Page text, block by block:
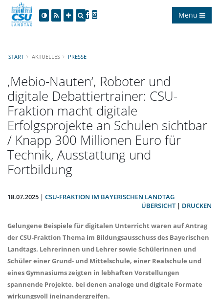
Menü
START AKTUELLES PRESSE
Mebio-Nauten‘, Roboter und
digitale Debattiertrainer: CSU-
Fraktion macht digitale
Erfolgsprojekte an Schulen sichtbar
/ Knapp 300 Millionen Euro für
Technik, Ausstattung und
Fortbildung
18.07.2025 | CSU-FRAKTION IM BAYERISCHEN LANDTAG
ÜBERSICHT| DRUCKEN
Gelungene Beispiele für digitalen Unterricht waren auf Antrag
der CSU-Fraktion Thema im Bildungsausschuss des Bayerischen
Landtags. Lehrerinnen und Lehrer sowie Schülerinnen und
Schüler einer Grund- und Mittelschule, einer Realschule und
eines Gymnasiums zeigten in lebhaften Vorstellungen
spannende Projekte, bei denen analoge und digitale Formate
wirkungsvoll ineinandergreifen.